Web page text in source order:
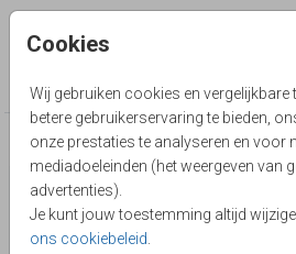
Cookies
Wij gebruiken cookies en vergelijkbare
betere gebruikerservaring te bieden,
onze prestaties te analyseren en voor
mediadoeleinden (het weergeven van
advertenties).
Je kunt jouw toestemming altijd
ons cookiebeleid
sluitzegel op maat
Deze producten zijn wellicht